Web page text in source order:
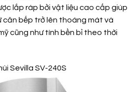
lắp ráp bởi vật liệu cao cấp giúp
căn bếp trở lên thoáng mát và
cũng như tính bền bỉ theo thời
Sevilla SV-240S